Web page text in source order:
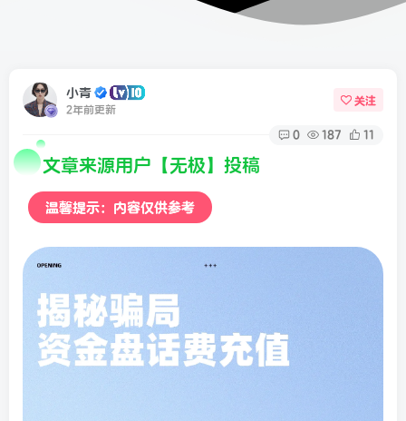
小青
2年前更新
关注
0 187 11
文章来源用户【无极】投稿
温馨提示：内容仅供参考